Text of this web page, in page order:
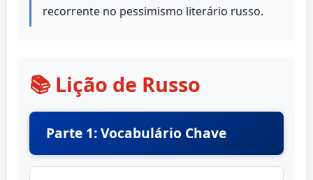
recorrente no pessimismo literário russo.
📚 Lição de Russo
Parte 1: Vocabulário Chave